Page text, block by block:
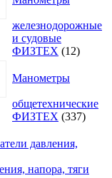
железнодорожные
и судовые
ФИЗТЕХ
1212
Манометры
общетехнические
ФИЗТЕХ 337337
давления,
напора, тяги